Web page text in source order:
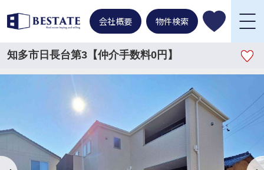
会社概要 物件検索
知多市日長台第3【仲介手数料0円】